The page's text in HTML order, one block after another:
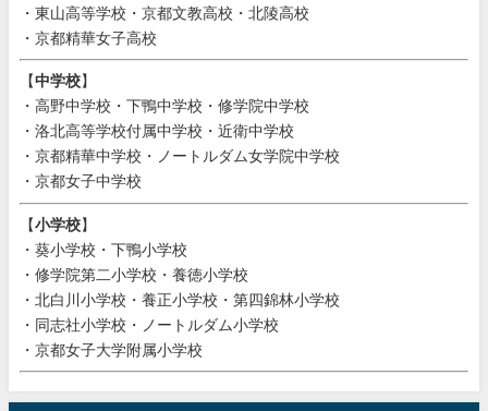
・東山高等学校・京都文教高校・北陵高校
・京都精華女子高校
【中学校】
・高野中学校・下鴨中学校・修学院中学校
・洛北高等学校付属中学校・近衛中学校
・京都精華中学校・ノートルダム女学院中学校
・京都女子中学校
【小学校】
・葵小学校・下鴨小学校
・修学院第二小学校・養徳小学校
・北白川小学校・養正小学校・第四錦林小学校
・同志社小学校・ノートルダム小学校
・京都女子大学附属小学校